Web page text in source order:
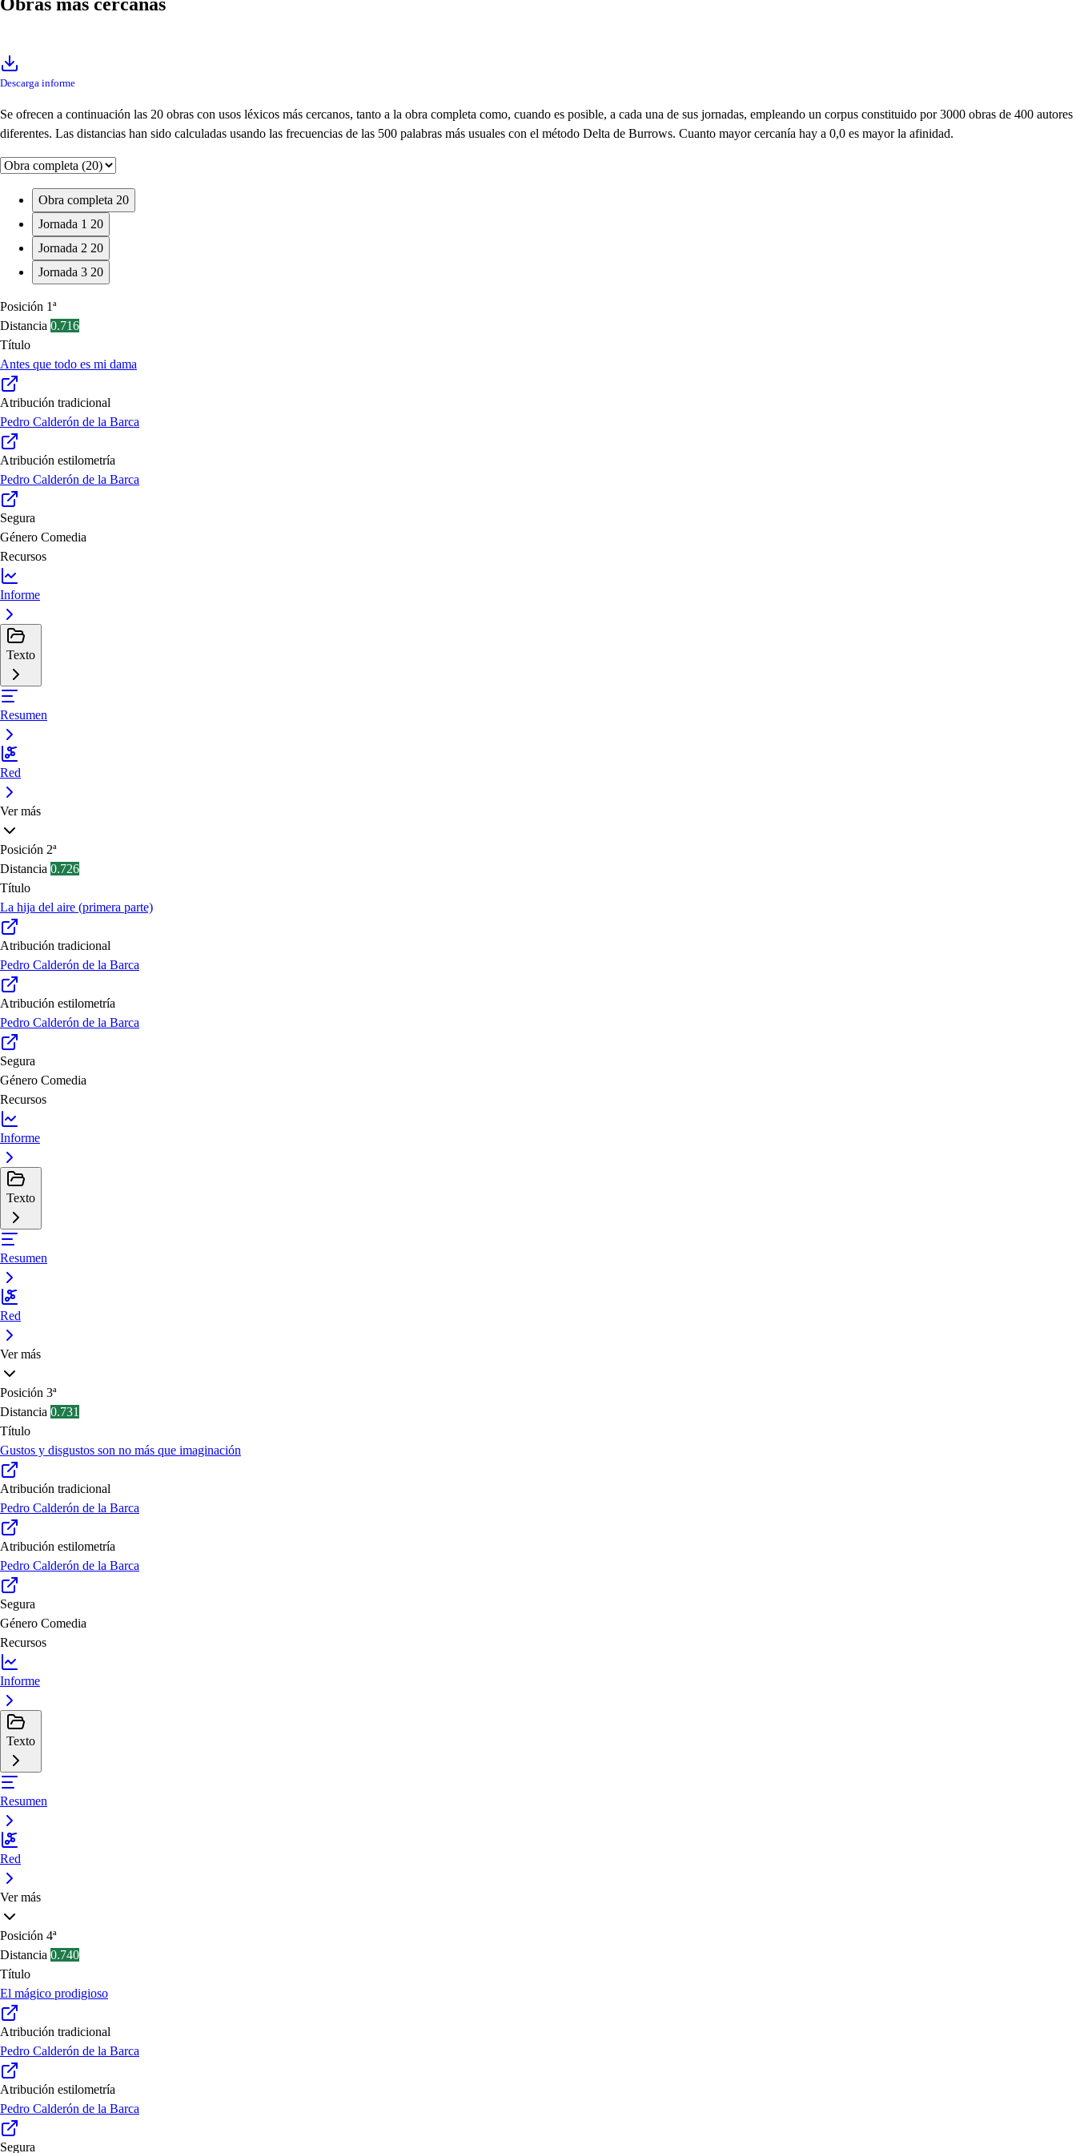
Descarga informe
Se ofrecen a continuación las 20 obras con usos léxicos más cercanos, tanto a la obra completa como, cuando es posible, a cada una de sus jornadas, empleando un corpus constituido por 3000 obras de 400 autores
diferentes. Las distancias han sido calculadas usando las frecuencias de las 500 palabras más usuales con el método Delta de Burrows. Cuanto mayor cercanía hay a 0,0 es mayor la afinidad.
Obra completa 20
Jornada 1 20
Jornada 2 20
Jornada 3 20
Posición 1ª
Distancia 0.716
Título
Antes que todo es mi dama
Atribución tradicional
Pedro Calderón de la Barca
Atribución estilometría
Pedro Calderón de la Barca
Segura
Género Comedia
Recursos
Informe
Texto
Resumen
Red
Ver más
Posición 2ª
Distancia 0.726
Título
La hija del aire (primera parte)
Atribución tradicional
Pedro Calderón de la Barca
Atribución estilometría
Pedro Calderón de la Barca
Segura
Género Comedia
Recursos
Informe
Texto
Resumen
Red
Ver más
Posición 3ª
Distancia 0.731
Título
Gustos y disgustos son no más que imaginación
Atribución tradicional
Pedro Calderón de la Barca
Atribución estilometría
Pedro Calderón de la Barca
Segura
Género Comedia
Recursos
Informe
Texto
Resumen
Red
Ver más
Posición 4ª
Distancia 0.740
Título
El mágico prodigioso
Atribución tradicional
Pedro Calderón de la Barca
Atribución estilometría
Pedro Calderón de la Barca
Segura